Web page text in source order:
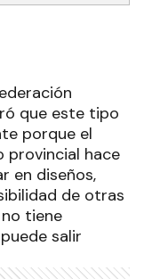
que este tipo
porque el
provincial hace
en diseños,
de otras
tiene
salir